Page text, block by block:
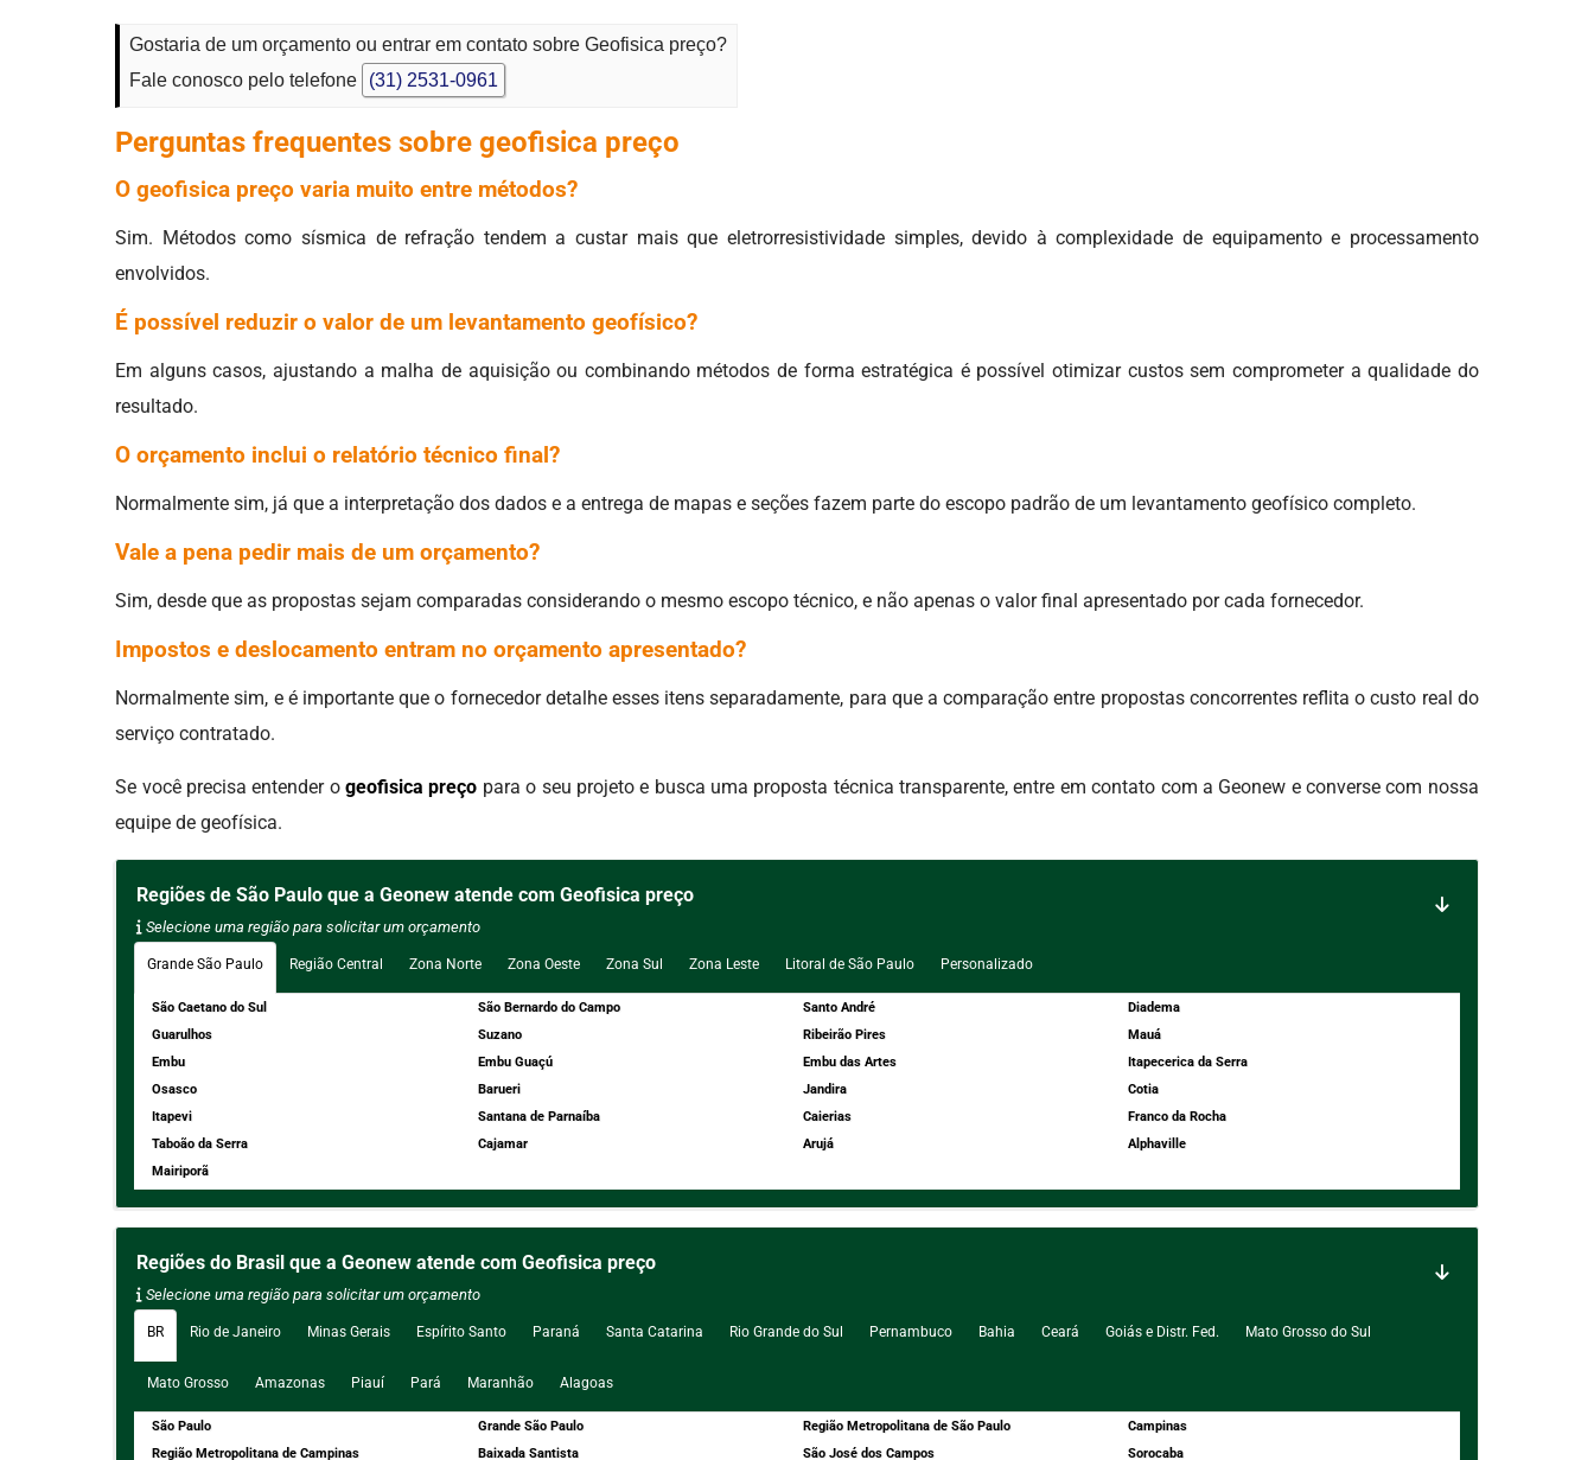
Gostaria de um orçamento ou entrar em contato sobre Geofisica preço?
Fale conosco pelo telefone
(31) 2531-0961
Perguntas frequentes sobre geofisica preço
O geofisica preço varia muito entre métodos?
Sim. Métodos como sísmica de refração tendem a custar mais que eletrorresistividade simples, devido à complexidade de equipamento e processamento
envolvidos.
É possível reduzir o valor de um levantamento geofísico?
Em alguns casos, ajustando a malha de aquisição ou combinando métodos de forma estratégica é possível otimizar custos sem comprometer a qualidade do
resultado.
O orçamento inclui o relatório técnico final?
Normalmente sim, já que a interpretação dos dados e a entrega de mapas e seções fazem parte do escopo padrão de um levantamento geofísico completo.
Vale a pena pedir mais de um orçamento?
Sim, desde que as propostas sejam comparadas considerando o mesmo escopo técnico, e não apenas o valor final apresentado por cada fornecedor.
Impostos e deslocamento entram no orçamento apresentado?
Normalmente sim, e é importante que o fornecedor detalhe esses itens separadamente, para que a comparação entre propostas concorrentes reflita o custo real do
serviço contratado.
Se você precisa entender ogeofisica preço para o seu projeto e busca uma proposta técnica transparente, entre em contato com a Geonew e converse com nossa
equipe de geofísica.
Regiões de São Paulo que a Geonew atende com Geofisica preço
Selecione uma região para solicitar um orçamento
Grande São Paulo Região Central Zona Norte Zona Oeste Zona Sul Zona Leste Litoral de São Paulo Personalizado
São Caetano do Sul São Bernardo do Campo Santo André
Diadema
Guarulhos
Suzano Ribeirão Pires
Mauá
Embu
Embu Guaçú Embu das Artes
Itapecerica da Serra
Osasco
Barueri Jandira
Cotia
Itapevi
Santana de Parnaíba Caierias
Franco da Rocha
Taboão da Serra
Cajamar Arujá
Alphaville
Mairiporã
Regiões do Brasil que a Geonew atende com Geofisica preço
Selecione uma região para solicitar um orçamento
BR Rio de Janeiro Minas Gerais Espírito Santo Paraná Santa Catarina Rio Grande do Sul Pernambuco Bahia Ceará Goiás e Distr. Fed. Mato Grosso do Sul
Mato Grosso Amazonas Piauí Pará Maranhão Alagoas
São Paulo Grande São Paulo Região Metropolitana de São Paulo
Campinas
Região Metropolitana de Campinas
Baixada Santista São José dos Campos Sorocaba